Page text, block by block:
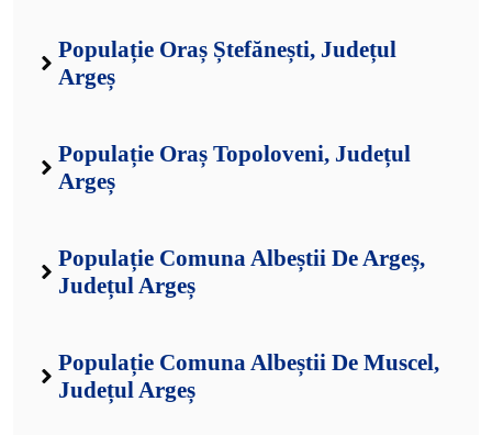
Populație Oraș Ștefănești, Județul
Argeș
Populație Oraș Topoloveni, Județul
Argeș
Populație Comuna Albeștii De Argeș,
Județul Argeș
Populație Comuna Albeștii De Muscel,
Județul Argeș